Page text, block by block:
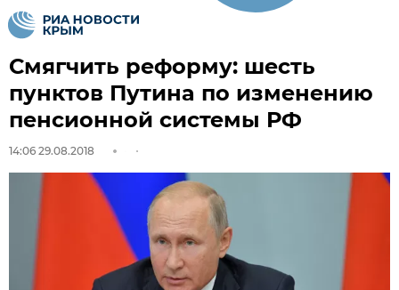
Смягчить реформу: шесть
пунктов Путина по изменению
пенсионной системы РФ
14:06 29.08.2018